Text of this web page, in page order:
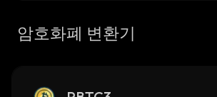
암호화폐 변환기